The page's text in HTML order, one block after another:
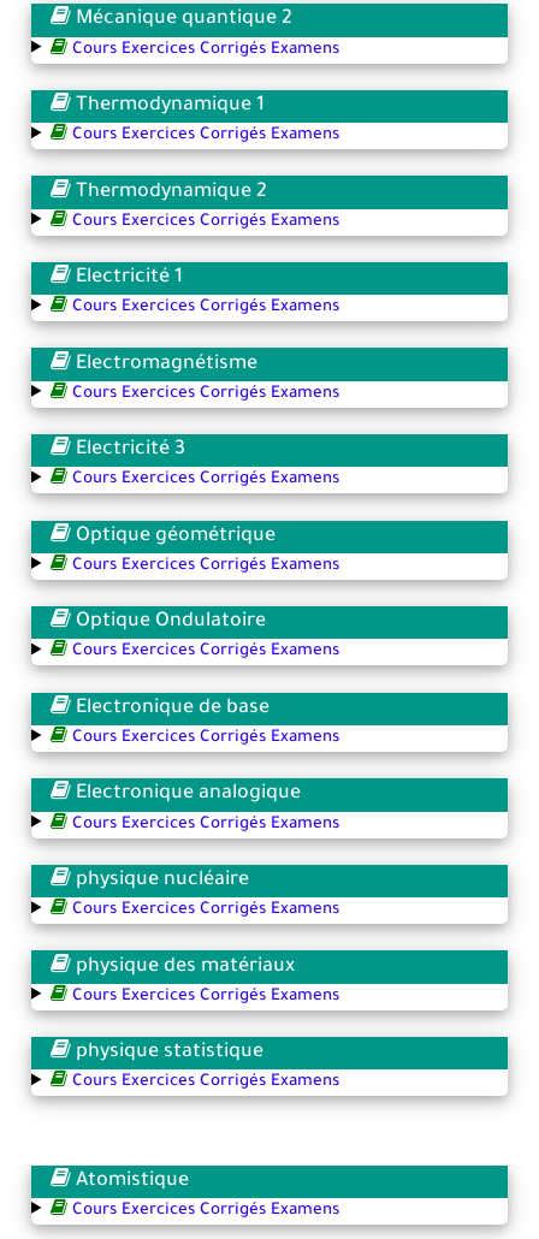
Mécanique quantique 2
Cours Exercices Corrigés Examens
Thermodynamique 1
Cours Exercices Corrigés Examens
Thermodynamique 2
Cours Exercices Corrigés Examens
Electricité 1
Cours Exercices Corrigés Examens
Electromagnétisme
Cours Exercices Corrigés Examens
Electricité 3
Cours Exercices Corrigés Examens
Optique géométrique
Cours Exercices Corrigés Examens
Optique Ondulatoire
Cours Exercices Corrigés Examens
Electronique de base
Cours Exercices Corrigés Examens
Electronique analogique
Cours Exercices Corrigés Examens
physique nucléaire
Cours Exercices Corrigés Examens
physique des matériaux
Cours Exercices Corrigés Examens
physique statistique
Cours Exercices Corrigés Examens
Atomistique
Cours Exercices Corrigés Examens